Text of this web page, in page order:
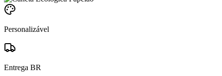
Personalizável
Entrega BR